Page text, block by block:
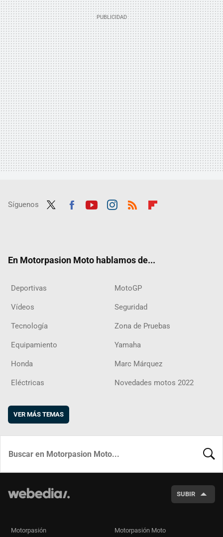
Síguenos
En Motorpasion Moto hablamos de...
Deportivas MotoGP
Vídeos Seguridad
Tecnología Zona de Pruebas
Equipamiento Yamaha
Honda Marc Márquez
Eléctricas Novedades motos 2022
VER MÁS TEMAS
SUBIR
Motorpasión Motorpasión Moto